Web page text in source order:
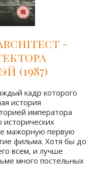
-
(1987)
кадр которого
история
императора
исторических
мажорную первую
фильма. Хотя бы до
всем, и лучше
много постельных